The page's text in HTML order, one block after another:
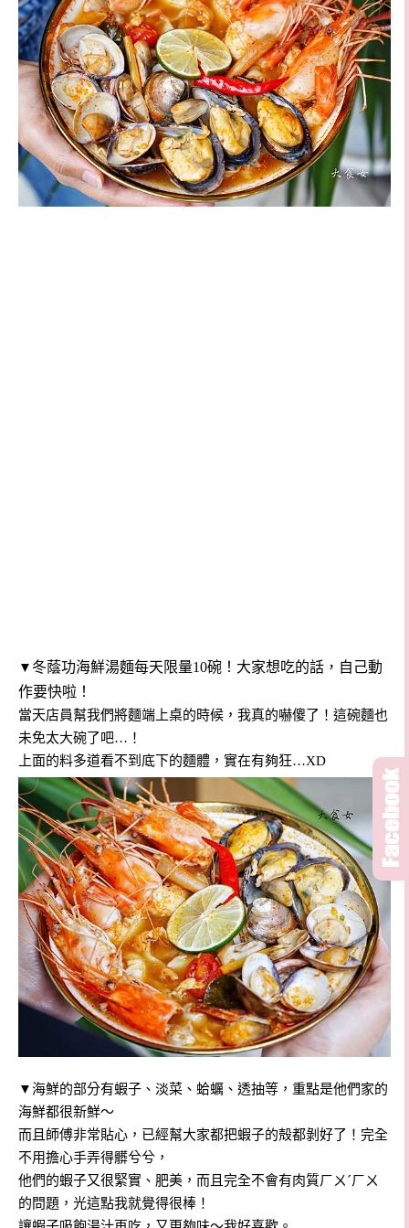
▼ 冬蔭功海鮮湯麵每天限量10碗！大家想吃的話，自己動
作要快啦！
當天店員幫我們將麵端上桌的時候，我真的嚇傻了！這碗麵也
未免太大碗了吧…！
上面的料多道看不到底下的麵體，實在有夠狂…XD
▼海鮮的部分有蝦子、淡菜、蛤蠣、透抽等，重點是他們家的
海鮮都很新鮮～
而且師傅非常貼心，已經幫大家都把蝦子的殻都剝好了！完全
不用擔心手弄得髒兮兮，
他們的蝦子又很緊實、肥美，而且完全不會有肉質ㄏㄨˊㄏㄨ
的問題，光這點我就覺得很棒！